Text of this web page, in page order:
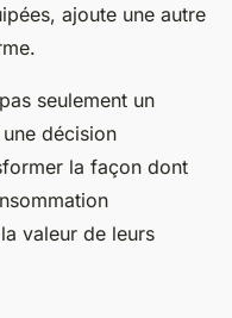
ajoute une autre
seulement un
décision
la façon dont
valeur de leurs